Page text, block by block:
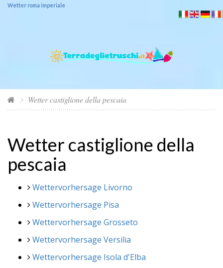
Wetter roma imperiale
Wetter castiglione della pescaia
Wetter castiglione della
pescaia
Wettervorhersage Livorno
Wettervorhersage Pisa
Wettervorhersage Grosseto
Wettervorhersage Versilia
Wettervorhersage Isola d'Elba